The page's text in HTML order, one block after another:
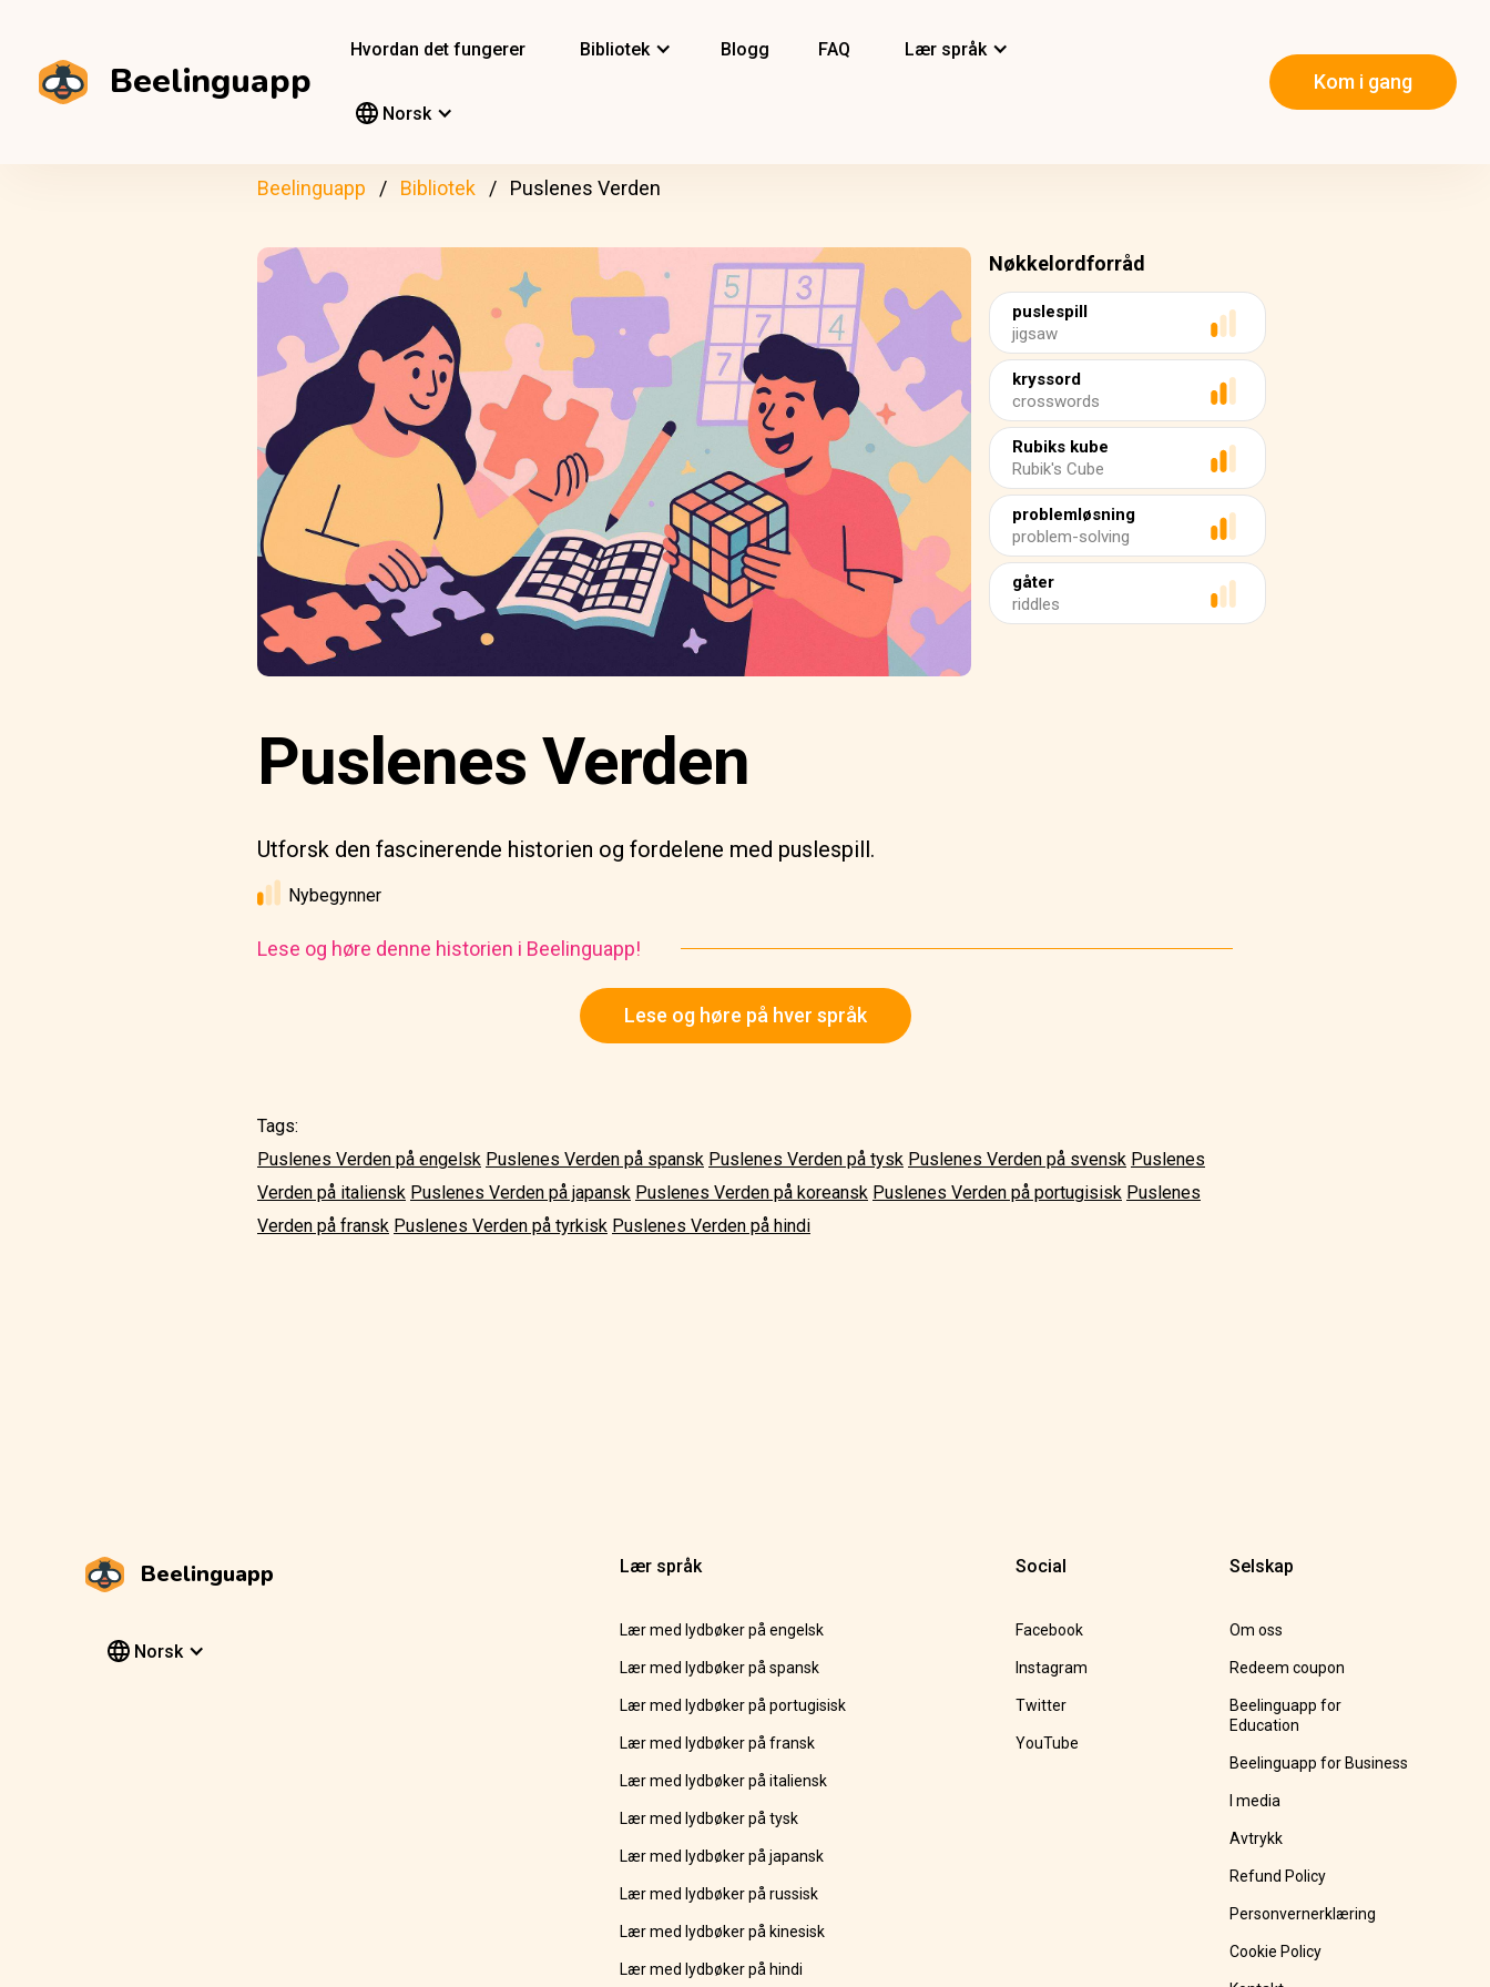
Beelinguapp
Hvordan det fungerer Bibliotek Blogg FAQ Lær språk
Norsk
Kom i gang
Beelinguapp Bibliotek Puslenes Verden
Nøkkelordforråd
puslespill
jigsaw
kryssord
crosswords
Rubiks kube
Rubik's Cube
problemløsning
problem-solving
gåter
riddles
Puslenes Verden
Utforsk den fascinerende historien og fordelene med puslespill.
Nybegynner
Lese og høre denne historien i Beelinguapp!
Lese og høre på hver språk
Tags:
Puslenes Verden på engelsk Puslenes Verden på spansk Puslenes Verden på tysk Puslenes Verden på svensk Puslenes
Verden på italiensk Puslenes Verden på japansk Puslenes Verden på koreansk Puslenes Verden på portugisisk Puslenes
Verden på fransk Puslenes Verden på tyrkisk Puslenes Verden på hindi
Beelinguapp
Norsk
Lær språk
Lær med lydbøker på engelsk
Lær med lydbøker på spansk
Lær med lydbøker på portugisisk
Lær med lydbøker på fransk
Lær med lydbøker på italiensk
Lær med lydbøker på tysk
Lær med lydbøker på japansk
Lær med lydbøker på russisk
Lær med lydbøker på kinesisk
Lær med lydbøker på hindi
Social
Facebook
Instagram
Twitter
YouTube
Selskap
Om oss
Redeem coupon
Beelinguapp for
Education
Beelinguapp for Business
I media
Avtrykk
Refund Policy
Personvernerklæring
Cookie Policy